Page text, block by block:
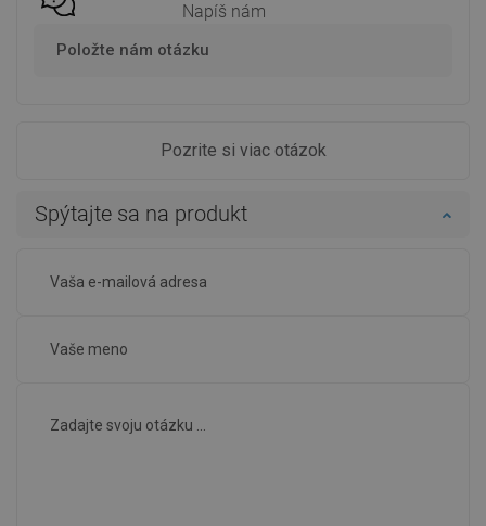
Napíš nám
Položte nám otázku
Pozrite si viac otázok
Spýtajte sa na produkt